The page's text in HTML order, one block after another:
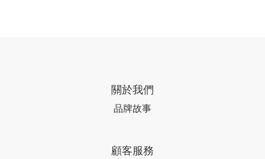
關於我們
品牌故事
顧客服務